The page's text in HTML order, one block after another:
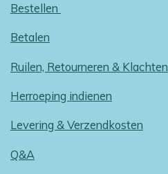
Bestellen
Betalen
Ruilen, Retourneren & Klachten
Herroeping indienen
Levering & Verzendkosten
Q&A